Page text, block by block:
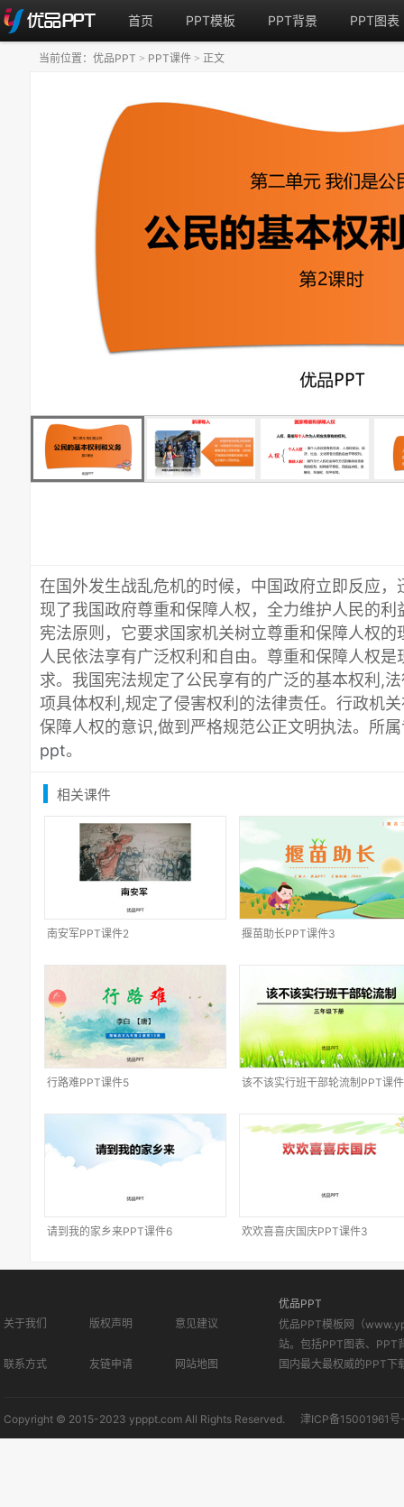
首页 PPT模板 PPT背景 PPT图表
在国外发生战乱危机的时候，中国政府立即反应
现了我国政府尊重和保障人权，全力维护人民的
宪法原则，它要求国家机关树立尊重和保障人权
人民依法享有广泛权利和自由。尊重和保障人权
求。我国宪法规定了公民享有的广泛的基本权利,
项具体权利,规定了侵害权利的法律责任。行政机
保障人权的意识,做到严格规范公正文明执法。所
ppt。
当前位置： 优品PPT > PPT课件 > 正文
相关课件
南安军PPT课件2 揠苗助长PPT课件3
行路难PPT课件5 该不该实行班干部轮流制PPT课
请到我的家乡来PPT课件6 欢欢喜喜庆国庆PPT课件3
关于我们 版权声明 意见建议
联系方式 友链申请 网站地图
优品PPT
优品PPT模板网（
站。包括PPT图表、PPT
国内最大最权威的PPT下
Copyright © 2015-2023 ypppt.com All Rights Reserved. 津ICP备15001961号